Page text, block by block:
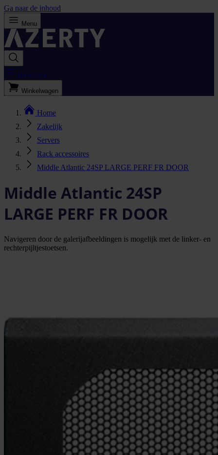
Ga naar de inhoud
Menu
Bestellijst
Winkelwagen
Home
Zakelijk
Servers
Rack accessoires
Middle Atlantic 24SP LARGE PERF FR DOOR
Middle Atlantic 24SP
LARGE PERF FR DOOR
Navigeren door de galerijafbeeldingen is mogelijk met de linker- en
rechterpijltjestoetsen.